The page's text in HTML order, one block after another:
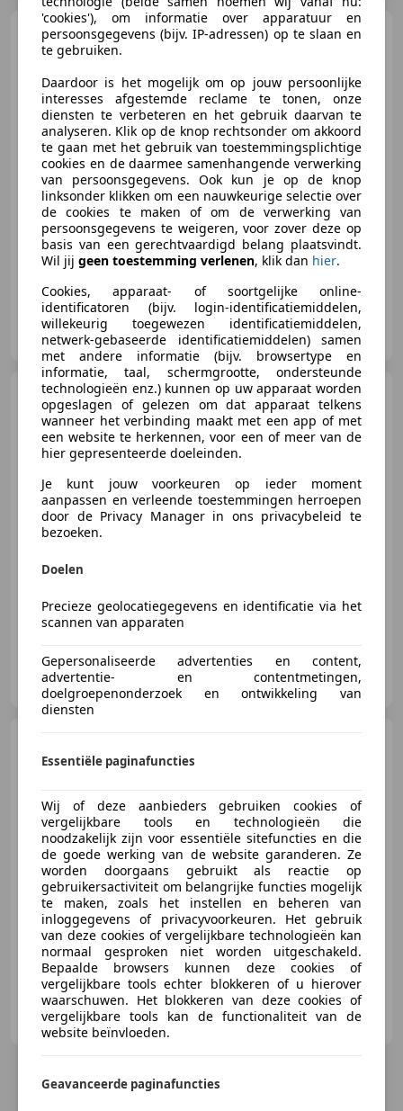
Fiat 124 Spider 1.4 MultiAir
€ 22.950
06/2018 64.284 km Benzine
103 kW (140 PK)
Autobedrijf van Mensvoort
NL-5595 CB LEENDE
Fiat 124 Spider 1.4 MultiAir
Turbo Abarth Apple CarPlay,
Unieke au
€ 33.990
Jekel-Automotive
NL-3871 MV HOEVELAKEN
€ 17.995
02/2017 50.223 km Benzine 103 kW (140 PK)
Autobedrijf Kommerin
NL-1231 KS LOOSDRECHT
'cookies'), om informatie over apparatuur en
persoonsgegevens (bijv. IP-adressen) op te slaan en
te gebruiken.
Daardoor is het mogelijk om op jouw persoonlijke
interesses afgestemde reclame te tonen, onze
diensten te verbeteren en het gebruik daarvan te
analyseren. Klik op de knop rechtsonder om akkoord
te gaan met het gebruik van toestemmingsplichtige
cookies en de daarmee samenhangende verwerking
van persoonsgegevens. Ook kun je op de knop
linksonder klikken om een nauwkeurige selectie over
de cookies te maken of om de verwerking van
persoonsgegevens te weigeren, voor zover deze op
basis van een gerechtvaardigd belang plaatsvindt.
Wil jij geen toestemming verlenen, klik dan hier.
Cookies, apparaat- of soortgelijke online-
identificatoren (bijv. login-identificatiemiddelen,
willekeurig toegewezen identificatiemiddelen,
netwerk-gebaseerde identificatiemiddelen) samen
met andere informatie (bijv. browsertype en
informatie, taal, schermgrootte, ondersteunde
technologieën enz.) kunnen op uw apparaat worden
opgeslagen of gelezen om dat apparaat telkens
wanneer het verbinding maakt met een app of met
een website te herkennen, voor een of meer van de
hier gepresenteerde doeleinden.
Je kunt jouw voorkeuren op ieder moment
aanpassen en verleende toestemmingen herroepen
door de Privacy Manager in ons privacybeleid te
bezoeken.
Doelen
Precieze geolocatiegegevens en identificatie via het
scannen van apparaten
Gepersonaliseerde advertenties en content,
advertentie- en contentmetingen,
doelgroepenonderzoek en ontwikkeling van
diensten
Essentiële paginafuncties
Wij of deze aanbieders gebruiken cookies of
vergelijkbare tools en technologieën die
noodzakelijk zijn voor essentiële sitefuncties en die
de goede werking van de website garanderen. Ze
worden doorgaans gebruikt als reactie op
gebruikersactiviteit om belangrijke functies mogelijk
te maken, zoals het instellen en beheren van
inloggegevens of privacyvoorkeuren. Het gebruik
van deze cookies of vergelijkbare technologieën kan
normaal gesproken niet worden uitgeschakeld.
Bepaalde browsers kunnen deze cookies of
vergelijkbare tools echter blokkeren of u hierover
waarschuwen. Het blokkeren van deze cookies of
vergelijkbare tools kan de functionaliteit van de
website beïnvloeden.
Geavanceerde paginafuncties